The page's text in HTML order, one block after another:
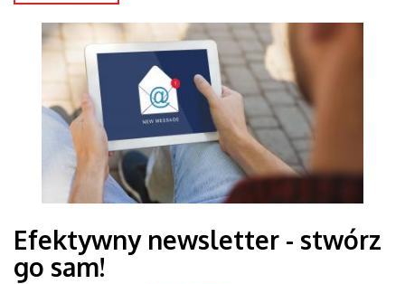
Efektywny newsletter - stwórz
go sam!